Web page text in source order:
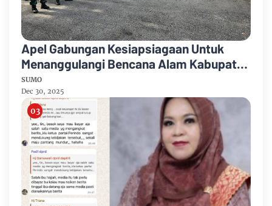
Apel Gabungan Kesiapsiagaan Untuk
Menanggulangi Bencana Alam Kabupaten
Bengkalis
SUMO
Dec 30, 2025